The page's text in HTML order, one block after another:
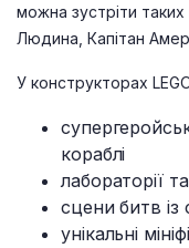
можна зустріти
Людина, Капітан
У конструкторах
кораблі
лабораторії
сцени битв із
унікальні